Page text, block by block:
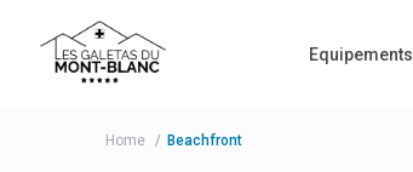
Equipements
Home Beachfront